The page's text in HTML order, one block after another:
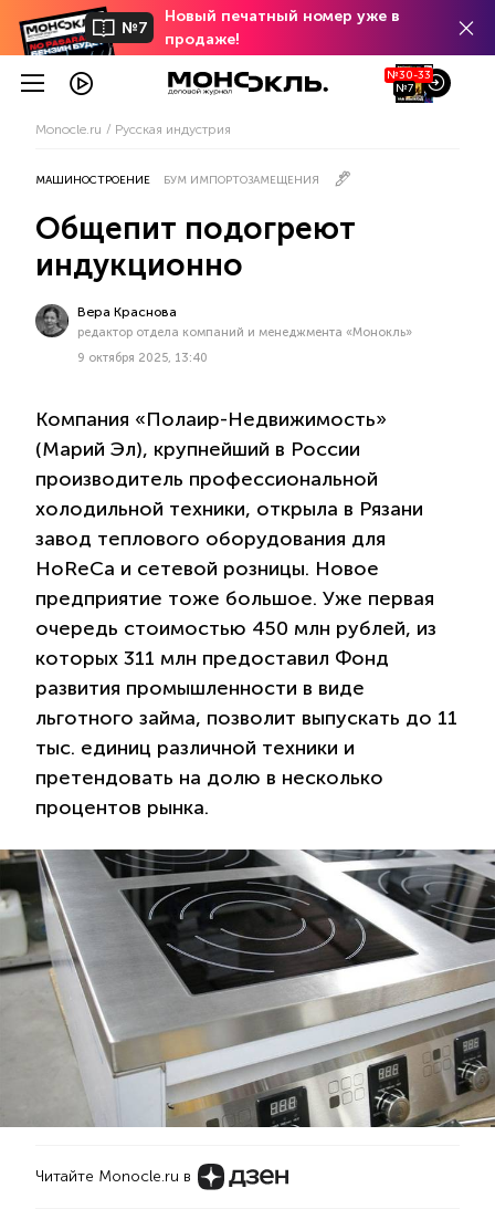
№7
Новый печатный номер уже в
продаже!
№30-33
№7
Monocle.ru Русская индустрия
МАШИНОСТРОЕНИЕ БУМ ИМПОРТОЗАМЕЩЕНИЯ
Общепит подогреют
индукционно
Вера Краснова
редактор отдела компаний и менеджмента «Монокль»
9 октября 2025, 13:40
Компания «Полаир-Недвижимость»
(Марий Эл), крупнейший в России
производитель профессиональной
холодильной техники, открыла в Рязани
завод теплового оборудования для
HoReCa и сетевой розницы. Новое
предприятие тоже большое. Уже первая
очередь стоимостью 450 млн рублей, из
которых 311 млн предоставил Фонд
развития промышленности в виде
льготного займа, позволит выпускать до 11
тыс. единиц различной техники и
претендовать на долю в несколько
процентов рынка.
Читайте Monocle.ru в